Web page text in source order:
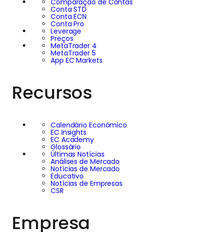
Conta STD
Conta ECN
Conta Pro
Leverage
Preços
MetaTrader 4
MetaTrader 5
App EC Markets
Recursos
Calendário Económico
EC Insights
EC Academy
Glossário
Últimas Notícias
Análises de Mercado
Notícias de Mercado
Educativo
Notícias de Empresas
CSR
Empresa